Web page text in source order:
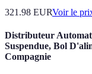
321.98 EURVoir le
Distributeur
Suspendue, Bol
Compagnie